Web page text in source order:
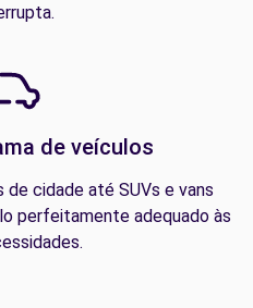
de veículos
cidade até SUVs e vans
perfeitamente adequado às